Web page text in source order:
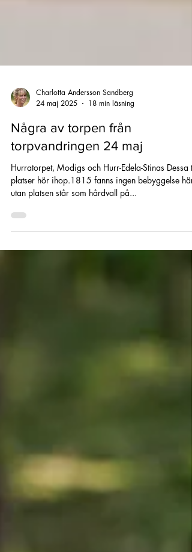
Charlotta Andersson Sandberg
24 maj 2025
18 min läsning
Några av torpen från
torpvandringen 24 maj
platser hör ihop.1815 fanns ingen bebyggelse här
utan platsen står som hårdvall på...